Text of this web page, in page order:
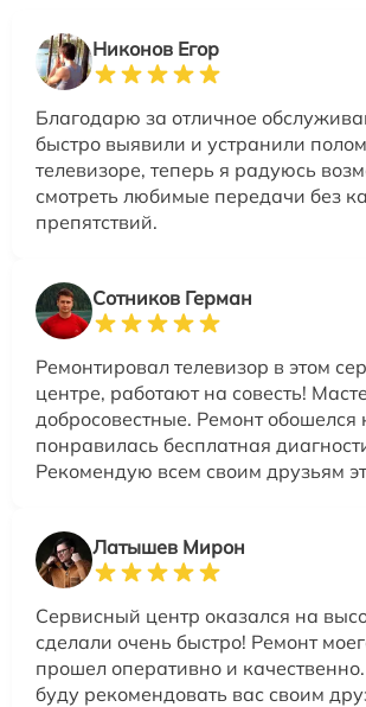
Никонов Егор
Благодарю за отличное
быстро выявили и устранили
телевизоре, теперь я радуюсь
смотреть любимые передачи без
препятствий.
Сотников Герман
Ремонтировал телевизор в этом
центре, работают на совесть!
добросовестные. Ремонт обошелся
понравилась бесплатная
Рекомендую всем своим друзьям
Латышев Мирон
Сервисный центр оказался на
сделали очень быстро! Ремонт
прошел оперативно и
буду рекомендовать вас своим